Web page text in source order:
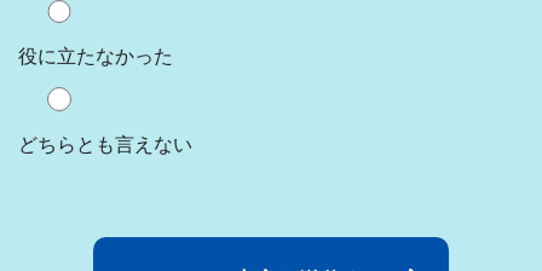
役に立たなかった
どちらとも言えない